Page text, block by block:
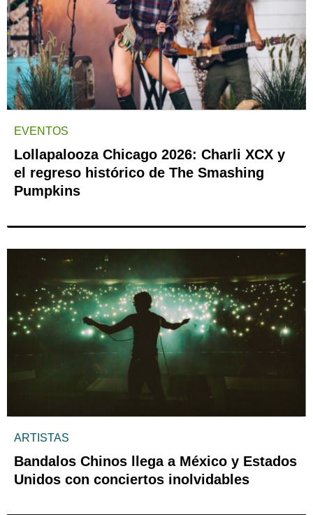
EVENTOS
Lollapalooza Chicago 2026: Charli XCX y
el regreso histórico de The Smashing
Pumpkins
ARTISTAS
Bandalos Chinos llega a México y Estados
Unidos con conciertos inolvidables